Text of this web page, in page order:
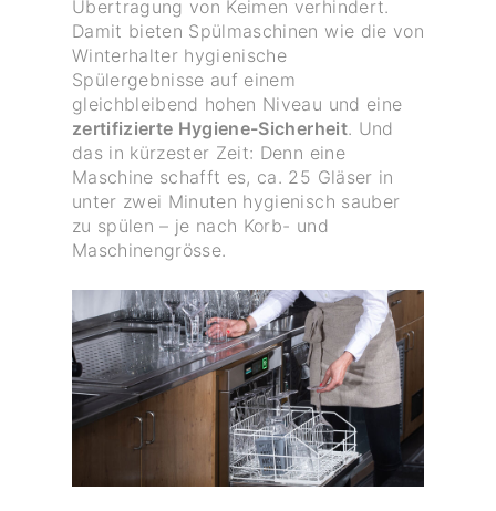
Übertragung von Keimen verhindert.
Damit bieten Spülmaschinen wie die von
Winterhalter hygienische
Spülergebnisse auf einem
gleichbleibend hohen Niveau und eine
zertifizierte Hygiene-Sicherheit. Und
das in kürzester Zeit: Denn eine
Maschine schafft es, ca. 25 Gläser in
unter zwei Minuten hygienisch sauber
zu spülen – je nach Korb- und
Maschinengrösse.